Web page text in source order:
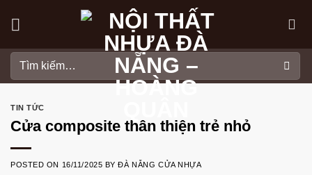
kiếm:
TIN TỨC
Cửa composite thân thiện trẻ nhỏ
POSTED ON 16/11/2025 BYĐÀ NẴNG CỬA NHỰA